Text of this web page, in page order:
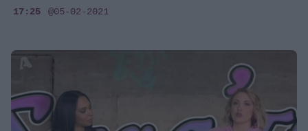
17:25 @05-02-2021